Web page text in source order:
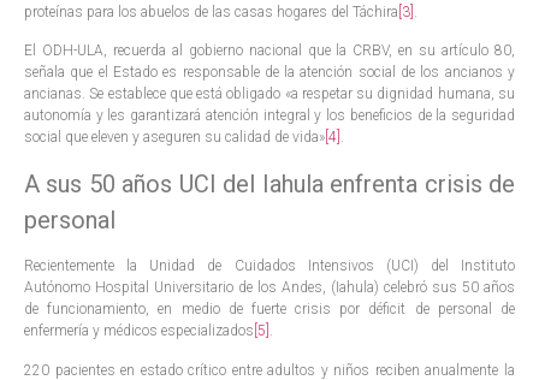
proteínas para los abuelos de las casas hogares del Táchira [3] .
El ODH-ULA, recuerda al gobierno nacional que la CRBV, en su artículo 80,
señala que el Estado es responsable de la atención social de los ancianos y
ancianas. Se establece que está obligado «a respetar su dignidad humana, su
autonomía y les garantizará atención integral y los beneficios de la seguridad
social que eleven y aseguren su calidad de vida» [4] .
A sus 50 años UCI del Iahula enfrenta crisis de
personal
Recientemente la Unidad de Cuidados Intensivos (UCI) del Instituto
Autónomo Hospital Universitario de los Andes, (Iahula) celebró sus 50 años
de funcionamiento, en medio de fuerte crisis por déficit de personal de
enfermería y médicos especializados [5] .
220 pacientes en estado crítico entre adultos y niños reciben anualmente la